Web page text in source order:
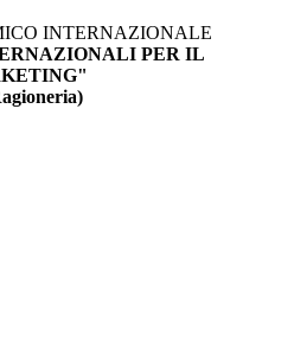
INTERNAZIONALE
PER IL